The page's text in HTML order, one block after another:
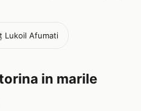
Lukoil Afumati
in marile